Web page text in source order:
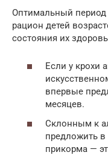
Оптимальный период
рацион детей
состояния их
Если у крохи
впервые
месяцев.
Склонным к
предложить в
прикорма —